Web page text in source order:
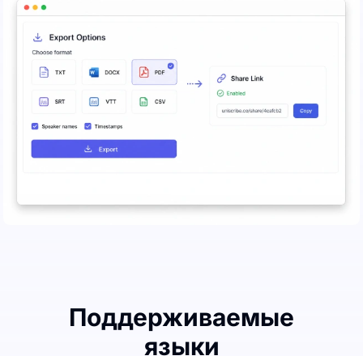
Поддерживаемые
языки